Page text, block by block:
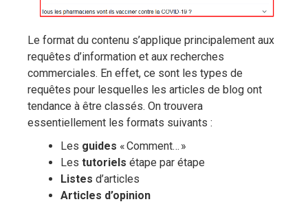
Le format du contenu s’applique principalement aux
requêtes d’information et aux recherches
commerciales. En effet, ce sont les types de
requêtes pour lesquelles les articles de blog ont
tendance à être classés. On trouvera
essentiellement les formats suivants :
Les guides « Comment… »
Les tutoriels étape par étape
Listes d’articles
Articles d’opinion